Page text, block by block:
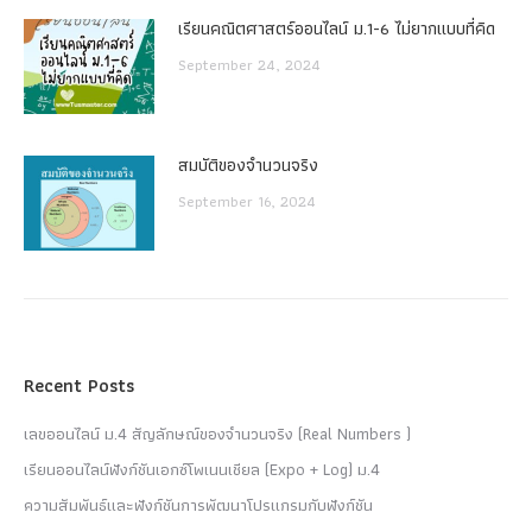
เรียนคณิตศาสตร์ออนไลน์ ม.1-6 ไม่ยากแบบที่คิด
September 24, 2024
สมบัติของจำนวนจริง
September 16, 2024
Recent Posts
เลขออนไลน์ ม.4 สัญลักษณ์ของจำนวนจริง (Real Numbers )
เรียนออนไลน์ฟังก์ชันเอกซ์โพเนนเชียล (Expo + Log) ม.4
ความสัมพันธ์และฟังก์ชันการพัฒนาโปรแกรมกับฟังก์ชัน